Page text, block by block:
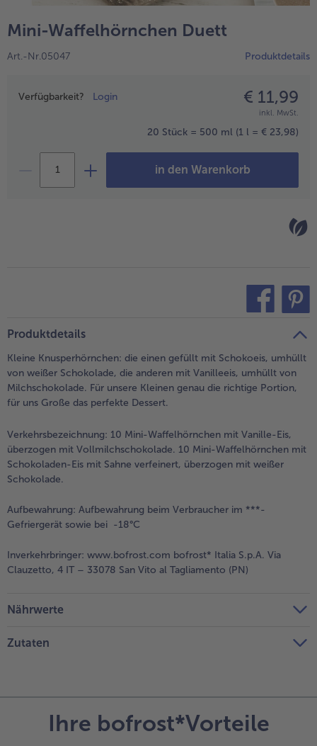
alle Obst
alle Süße Vielfalt
Confiserie & Feinkost
alle Küchenhelfer
Mini-Waffelhörnchen Duett
Art.-Nr.05047 Produktdetails
Preisangabe
Verfügbarkeit? Login € 11,99
inkl. MwSt.
20 Stück = 500 ml (1 l = € 23,98)
in den Warenkorb
Produktdetails
Kleine Knusperhörnchen: die einen gefüllt mit Schokoeis, umhüllt
von weißer Schokolade, die anderen mit Vanilleeis, umhüllt von
Milchschokolade. Für unsere Kleinen genau die richtige Portion,
für uns Große das perfekte Dessert.
Verkehrsbezeichnung: 10 Mini-Waffelhörnchen mit Vanille-Eis,
überzogen mit Vollmilchschokolade. 10 Mini-Waffelhörnchen mit
Schokoladen-Eis mit Sahne verfeinert, überzogen mit weißer
Schokolade.
Aufbewahrung: Aufbewahrung beim Verbraucher im ***-
Gefriergerät sowie bei -18°C
Inverkehrbringer: www.bofrost.com bofrost* Italia S.p.A. Via
Clauzetto, 4 IT – 33078 San Vito al Tagliamento (PN)
Nährwerte
Zutaten
Ihre bofrost*Vorteile